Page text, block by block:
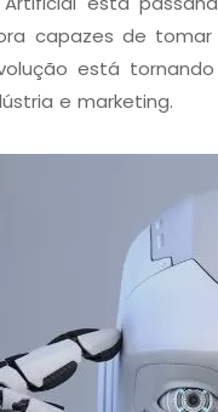
capazes de tomar
está
e marketing.